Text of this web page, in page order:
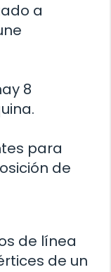
a
8
para
de
de línea
de un